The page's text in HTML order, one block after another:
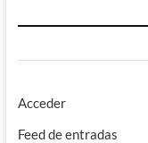
Acceder
Feed de entradas